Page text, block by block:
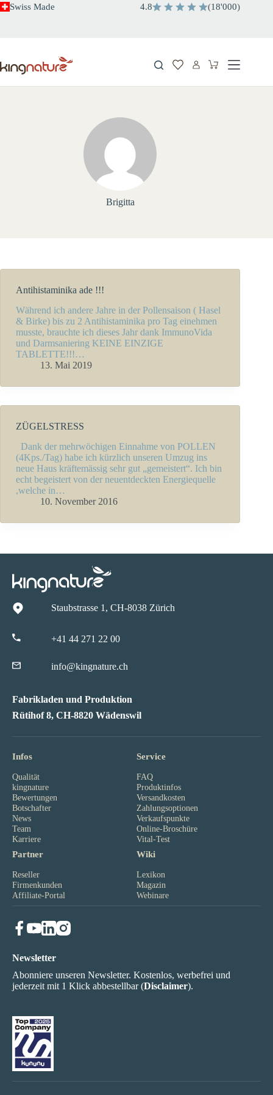
ZumSwiss Made 4.8 (18'000)
Warenkorb
Brigitta
Antihistaminika ade !!!
Während ich andere Jahre in der Pollensaison ( Hasel
& Birke) bis zu 2 Antihistaminika pro Tag einehmen
musste, brauchte ich dieses Jahr dank ImmunoVida
und Darmsaniering KEINE EINZIGE
TABLETTE!!!…
13. Mai 2019
ZÜGELSTRESS
Dank der mehrwöchigen Einnahme von POLLEN
(4Kps./Tag) habe ich kürzlich unseren Umzug ins
neue Haus kräftemässig sehr gut „gemeistert“. Ich bin
echt begeistert von der neuentdeckten Energiequelle
,welche in…
10. November 2016
Staubstrasse 1, CH-8038 Zürich
+41 44 271 22 00
info@kingnature.ch
Fabrikladen und Produktion
Rütihof 8, CH-8820 Wädenswil
Infos
Qualität
kingnature
Bewertungen
Botschafter
News
Team
Karriere
Service
FAQ
Produktinfos
Versandkosten
Zahlungsoptionen
Verkaufspunkte
Online-Broschüre
Vital-Test
Partner
Reseller
Firmenkunden
Affiliate-Portal
Wiki
Lexikon
Magazin
Webinare
Newsletter
Abonniere unseren Newsletter. Kostenlos, werbefrei und
jederzeit mit 1 Klick abbestellbar (Disclaimer).